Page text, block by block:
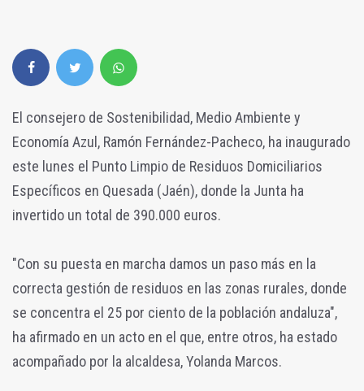
El consejero de Sostenibilidad, Medio Ambiente y
Economía Azul, Ramón Fernández-Pacheco, ha inaugurado
este lunes el Punto Limpio de Residuos Domiciliarios
Específicos en Quesada (Jaén), donde la Junta ha
invertido un total de 390.000 euros.
"Con su puesta en marcha damos un paso más en la
correcta gestión de residuos en las zonas rurales, donde
se concentra el 25 por ciento de la población andaluza",
ha afirmado en un acto en el que, entre otros, ha estado
acompañado por la alcaldesa, Yolanda Marcos.